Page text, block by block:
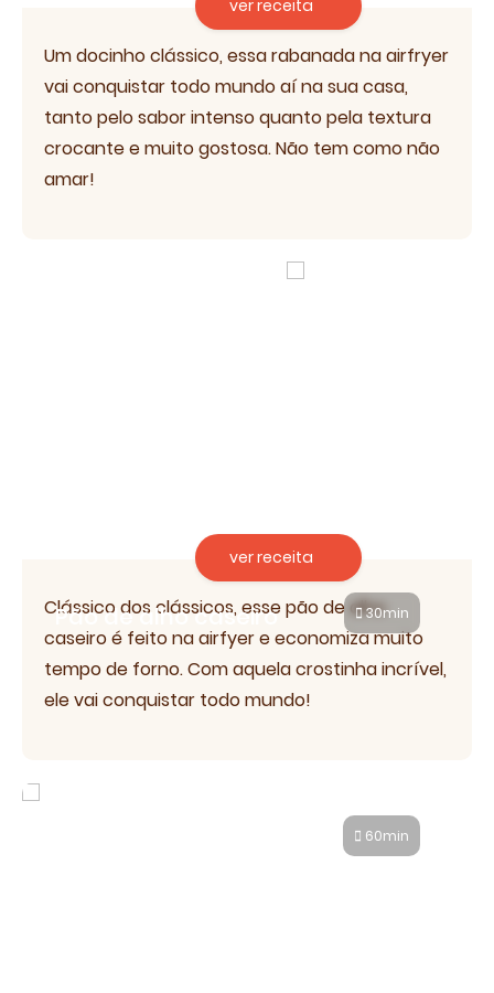
ver receita
Um docinho clássico, essa rabanada na airfryer
vai conquistar todo mundo aí na sua casa,
tanto pelo sabor intenso quanto pela textura
crocante e muito gostosa. Não tem como não
amar!
Pão de alho caseiro 30min
ver receita
Clássico dos clássicos, esse pão de alho
caseiro é feito na airfyer e economiza muito
tempo de forno. Com aquela crostinha incrível,
ele vai conquistar todo mundo!
Pão de batata recheado na airfryer
60min